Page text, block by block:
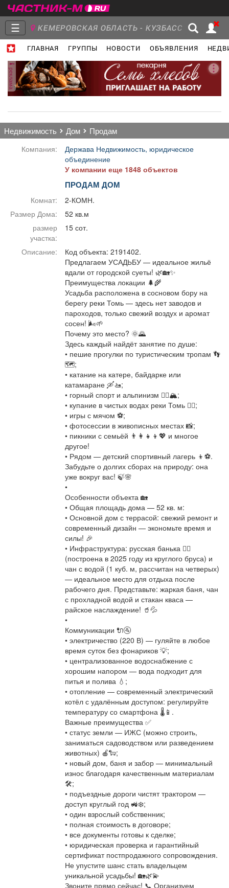
☰ КЕМЕРОВСКАЯ ОБЛАСТЬ - КУЗБАСС
ГЛАВНАЯ ГРУППЫ НОВОСТИ ОБЪЯВЛЕНИЯ
Главная
Группы Новости
Поздравления Погода
Я - пенсионер
реклама
недвижимость дом продам
Компания:
Держава Недвижимость, юридическое
объединение
У компании еще 1848 объектов
ПРОДАМ ДОМ
Комнат:
2-КОМН.
Размер Дома:
52 кв.м
размер
участка:
15 сот.
Описание:
Код объекта: 2191402.
Предлагаем УСАДЬБУ — идеальное жильё
вдали от городской суеты! 🌿🏡✨
Преимущества локации 🌲🌾
Усадьба расположена в сосновом бору на
берегу реки Томь — здесь нет заводов и
пароходов, только свежий воздух и аромат
сосен! 🌬️🌱
Почему это место? 🌞🌄
Здесь каждый найдёт занятие по душе:
• пешие прогулки по туристическим тропам 👣
🗺️;
• катание на катере, байдарке или
катамаране 🛶🚤;
• горный спорт и альпинизм 🧗‍♀️🏔;
• купание в чистых водах реки Томь 🏊‍♀️;
• игры с мячом ⚽️;
• фотосессии в живописных местах 📸;
• пикники с семьёй 👨‍👩‍👧‍👦💖 и многое
другое!
• Рядом — детский спортивный лагерь 👦⚽️.
Забудьте о долгих сборах на природу: она
уже вокруг вас! 🍃🌸
•
Особенности объекта 🏡
• Общая площадь дома — 52 кв. м:
• Основной дом с террасой: свежий ремонт и
современный дизайн — экономьте время и
силы! 🎉
• Инфраструктура: русская банька 🧖‍♂️
(построена в 2025 году из круглого бруса) и
чан с водой (1 куб. м, рассчитан на четверых)
— идеальное место для отдыха после
рабочего дня. Представьте: жаркая баня, чан
с прохладной водой и стакан кваса —
райское наслаждение! 🥤💦
•
Коммуникации 🔌🚰
• электричество (220 В) — гуляйте в любое
время суток без фонариков 💡;
• централизованное водоснабжение с
хорошим напором — вода подходит для
питья и полива 💧;
• отопление — современный электрический
котёл с удалённым доступом: регулируйте
температуру со смартфона 🌡️📱.
Важные преимущества ✅
• статус земли — ИЖС (можно строить,
заниматься садоводством или разведением
животных) 🍎🐑;
• новый дом, баня и забор — минимальный
износ благодаря качественным материалам
🛠️;
• подъездные дороги чистят трактором —
доступ круглый год 🚜❄️;
• один взрослый собственник;
• полная стоимость в договоре;
• все документы готовы к сделке;
• юридическая проверка и гарантийный
сертификат постпродажного сопровождения.
Не упустите шанс стать владельцем
уникальной усадьбы! 🏡🌿💫
Звоните прямо сейчас! 📞 Организуем